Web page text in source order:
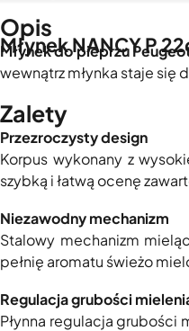
Młynek NANCY P
Opis
Młynek do pieprzu
wewnątrz młynka staje
Zalety
Przezroczysty design
Korpus wykonany z
szybką i łatwą ocenę
Niezawodny mechanizm
Stalowy mechanizm
pełnię aromatu świeżo
Regulacja grubości
Płynna regulacja grubości